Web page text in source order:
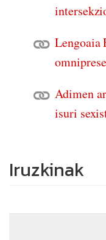
Lengoaia
Adimen
isuri
Iruzkinak